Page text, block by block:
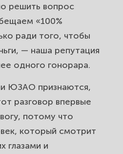
решить вопрос
«100%
ради того, чтобы
— наша репутация
одного гонорара.
ЮЗАО признаются,
разговор впервые
потому что
который смотрит
глазами и